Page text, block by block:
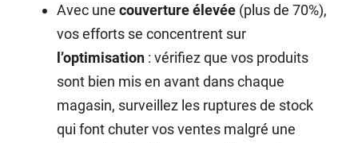
Avec unecouverture élevée (plus de 70%),
vos efforts se concentrent sur
l’optimisation : vérifiez que vos produits
sont bien mis en avant dans chaque
magasin, surveillez les ruptures de stock
qui font chuter vos ventes malgré une